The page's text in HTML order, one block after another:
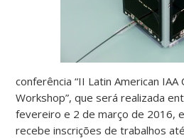
conferência “II Latin American IAA
Workshop”, que será realizada
fevereiro e 2 de março de 2016,
recebe inscrições de trabalhos